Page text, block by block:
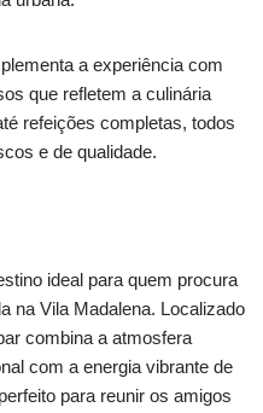
a experiência com
que refletem a culinária
refeições completas, todos
e de qualidade.
ideal para quem procura
na Vila Madalena. Localizado
combina a atmosfera
com a energia vibrante de
para reunir os amigos